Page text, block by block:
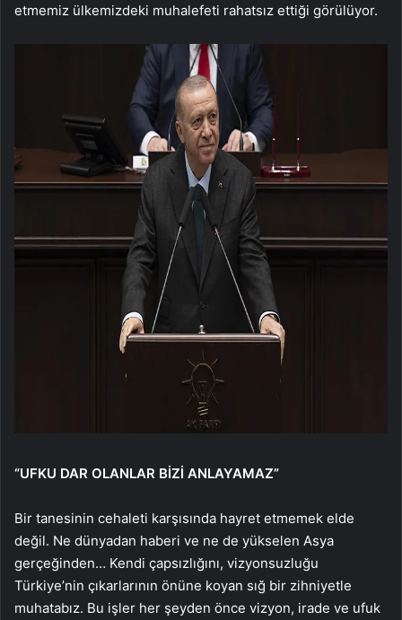
etmemiz ülkemizdeki muhalefeti rahatsız ettiği görülüyor.
“UFKU DAR OLANLAR BİZİ ANLAYAMAZ”
Bir tanesinin cehaleti karşısında hayret etmemek elde
değil. Ne dünyadan haberi ve ne de yükselen Asya
gerçeğinden… Kendi çapsızlığını, vizyonsuzluğu
Türkiye’nin çıkarlarının önüne koyan sığ bir zihniyetle
muhatabız. Bu işler her şeyden önce vizyon, irade ve ufuk